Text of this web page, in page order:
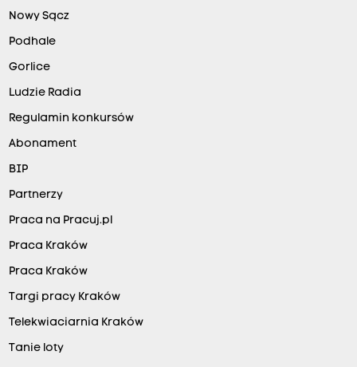
Nowy Sącz
Podhale
Gorlice
Ludzie Radia
Regulamin konkursów
Abonament
BIP
Partnerzy
Praca na Pracuj.pl
Praca Kraków
Praca Kraków
Targi pracy Kraków
Telekwiaciarnia Kraków
Tanie loty